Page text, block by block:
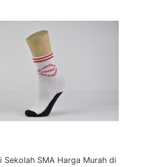
Sekolah SMA Harga Murah di